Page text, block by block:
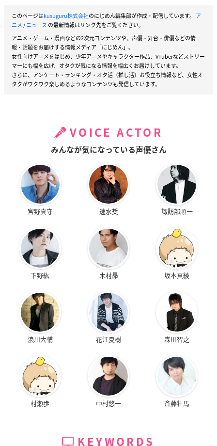
このページはkusuguru株式会社のにじめん編集部が作成・配信しています。 ア
ニメ/ニュース の最新情報はリンク先をご覧ください。
アニメ・ゲーム・漫画などの2次元コンテンツや、声優・舞台・俳優などの情
報・話題をお届けする情報メディア「にじめん」。
女性向けアニメをはじめ、少年アニメやキャラクター作品、VTuberなどストリー
マーにも幅を広げ、オタクが気になる情報を幅広くお届けしています。
さらに、アンケート・ランキング・オタ活（推し活）お役立ち情報など、女性オ
タクがワクワク楽しめるようなコンテンツも発信しています。
VOICE ACTOR
みんなが気になっている声優さん
宮野真守 速水奨 諏訪部順一
下野紘 木村昴 坂本真綾
浪川大輔 花江夏樹 森川智之
村瀬歩 中村悠一 斉藤壮馬
KEYWORDS